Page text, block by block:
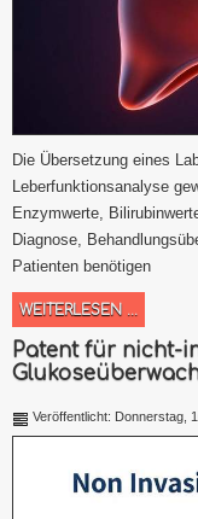
Die Übersetzung eines
Leberfunktionsanalyse
Enzymwerte,
Diagnose,
Patienten benötigen
WEITERLESEN ...
Patent für nicht-
Veröffentlicht: Donnerstag,